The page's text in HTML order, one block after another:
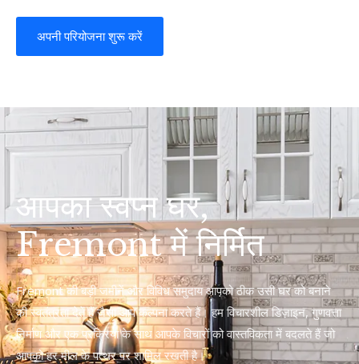
अपनी परियोजना शुरू करें
आपका स्वप्न घर,
Fremont में निर्मित
Fremont की बड़ी जमीनें और विविध समुदाय आपको ठीक उसी घर को बनाने
की स्वतंत्रता देते हैं जैसा आप कल्पना करते हैं। हम विचारशील डिज़ाइन, गुणवत्ता
निर्माण और एक प्रक्रिया के साथ आपके विचारों को वास्तविकता में बदलते हैं जो
आपको हर मील के पत्थर पर शामिल रखती है।